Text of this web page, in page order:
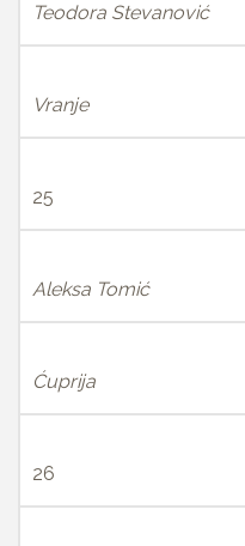
Teodora Stevanović
Vranje
25
Aleksa Tomić
Ćuprija
26